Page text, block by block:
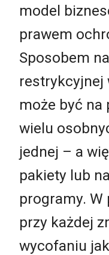
model
prawem
Sposobem
restrykcyjnej
może być na
wielu
jednej – a
pakiety lub
programy. W
przy każdej
wycofaniu